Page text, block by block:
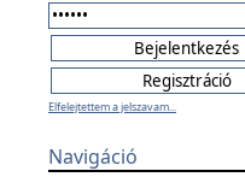
Elfelejtettem a jelszavam...
Navigáció